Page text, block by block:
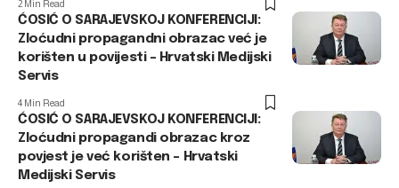
2 Min Read
ĆOSIĆ O SARAJEVSKOJ KONFERENCIJI:
Zloćudni propagandni obrazac već je
korišten u povijesti – Hrvatski Medijski
Servis
4 Min Read
ĆOSIĆ O SARAJEVSKOJ KONFERENCIJI:
Zloćudni propagandi obrazac kroz
povjest je već korišten – Hrvatski
Medijski Servis